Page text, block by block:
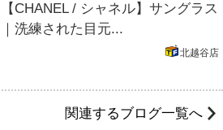
【CHANEL / シャネル】サングラス
｜洗練された目元...
北越谷店
関連するブログ一覧へ